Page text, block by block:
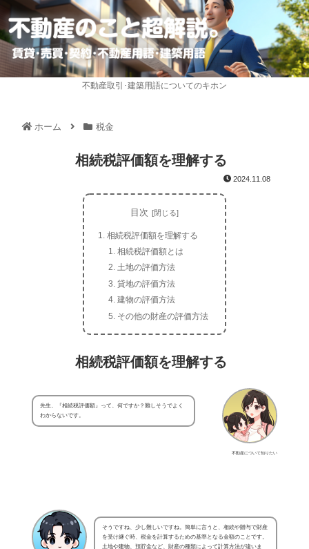
不動産取引･建築用語についてのキホン
ホーム 税金
相続税評価額を理解する
2024.11.08
目次
相続税評価額を理解する
相続税評価額とは
土地の評価方法
貸地の評価方法
建物の評価方法
その他の財産の評価方法
相続税評価額を理解する
不動産について知りたい
先生、『相続税評価額』って、何ですか？難しそうでよく
わからないです。
そうですね、少し難しいですね。簡単に言うと、相続や贈与で財産
を受け継ぐ時、税金を計算するための基準となる金額のことです。
土地や建物、預貯金など、財産の種類によって計算方法が違いま